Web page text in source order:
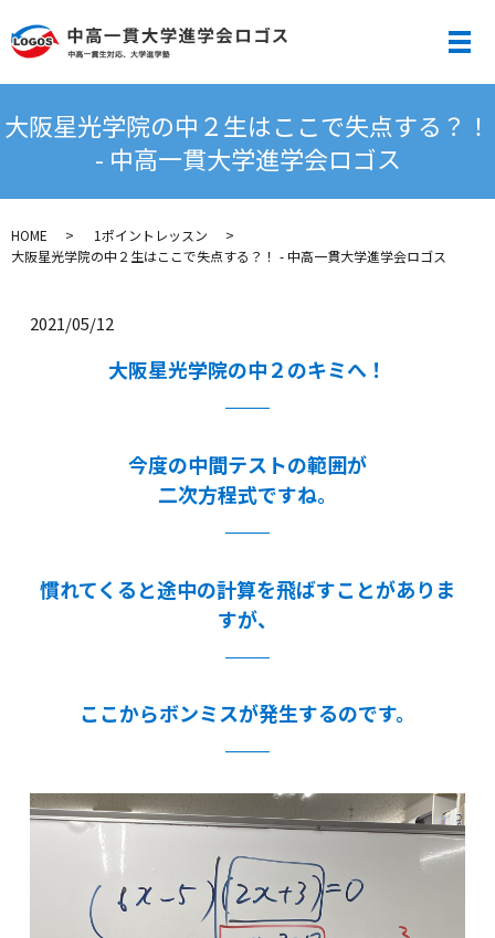
メ
大阪星光学院の中２生はここで失点する？！
- 中高一貫大学進学会ロゴス
HOME
1ポイントレッスン
大阪星光学院の中２生はここで失点する？！ - 中高一貫大学進学会ロゴス
2021/05/12
大阪星光学院の中２のキミへ！
今度の中間テストの範囲が
二次方程式ですね。
慣れてくると途中の計算を飛ばすことがありま
すが、
ここからボンミスが発生するのです。